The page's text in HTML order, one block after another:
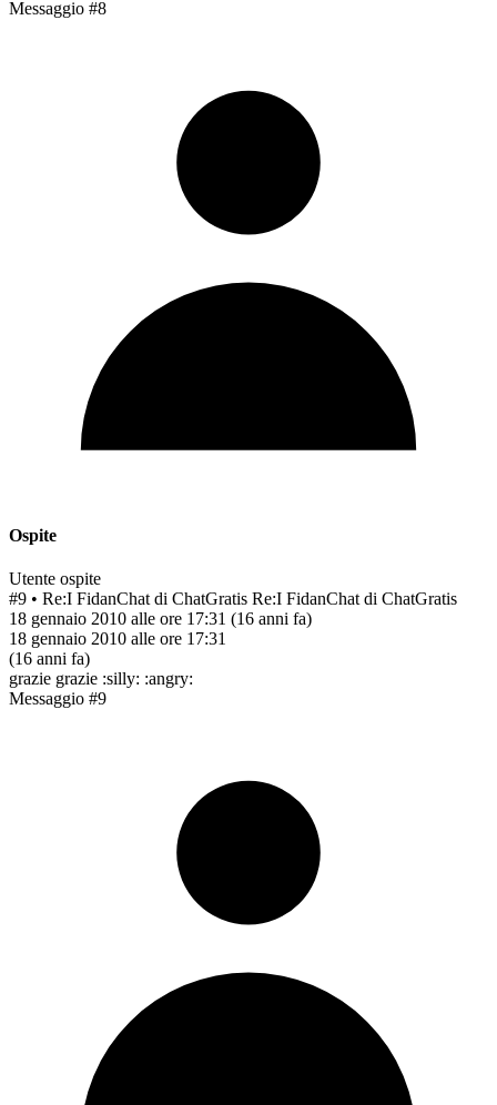
Messaggio #8
Ospite
Utente ospite
#9 • Re:I FidanChat di ChatGratis Re:I FidanChat di ChatGratis
18 gennaio 2010 alle ore 17:31 (16 anni fa)
18 gennaio 2010 alle ore 17:31
(16 anni fa)
grazie grazie :silly: :angry:
Messaggio #9